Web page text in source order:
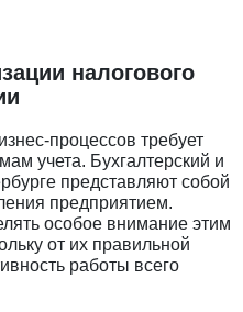
налогового
процессов требует
учета. Бухгалтерский и
представляют собой
предприятием.
особое внимание этим
от их правильной
работы всего